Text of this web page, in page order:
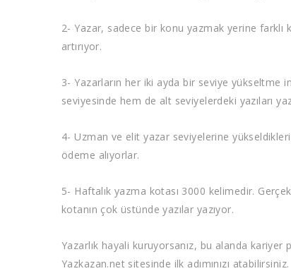
2- Yazar, sadece bir konu yazmak yerine farklı
artırıyor.
3- Yazarların her iki ayda bir seviye yükseltme
seviyesinde hem de alt seviyelerdeki yazıları
4- Uzman ve elit yazar seviyelerine
ödeme alıyorlar.
5- Haftalık yazma kotası 3000 kelimedir.
kotanın çok üstünde yazılar yazıyor.
Yazarlık hayali kuruyorsanız, bu alanda kariyer
Yazkazan.net sitesinde ilk adımınızı atabilirsiniz.